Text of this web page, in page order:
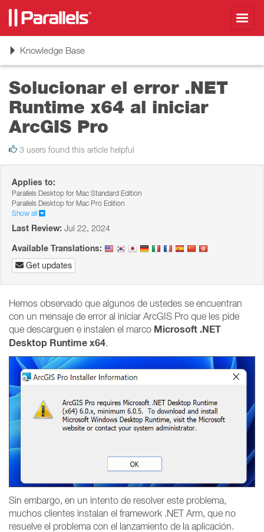
ToggleKnowledge Base
Solucionar el error .NET
Runtime x64 al iniciar
ArcGIS Pro
3 users found this article helpful
Applies to:
Parallels Desktop for Mac Standard Edition
Parallels Desktop for Mac Pro Edition
Show all
Last Review: Jul 22, 2024
Available Translations:
Get updates
Hemos observado que algunos de ustedes se encuentran
con un mensaje de error al iniciar ArcGIS Pro que les pide
que descarguen e instalen el marco Microsoft .NET
Desktop Runtime x64.
Sin embargo, en un intento de resolver este problema,
muchos clientes instalan el framework .NET Arm, que no
resuelve el problema con el lanzamiento de la aplicación.